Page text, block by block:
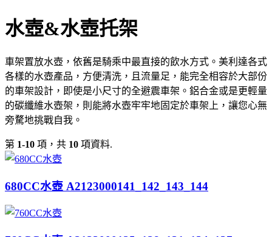
水壺&水壺托架
車架置放水壺，依舊是騎乘中最直接的飲水方式。美利達各式
各樣的水壺產品，方便清洗，且流量足，能完全相容於大部份
的車架設計，即使是小尺寸的全避震車架。鋁合金或是更輕量
的碳纖維水壺架，則能將水壺牢牢地固定於車架上，讓您心無
旁騖地挑戰自我。
第 1-10 項，共 10 項資料.
680CC水壺 A2123000141_142_143_144